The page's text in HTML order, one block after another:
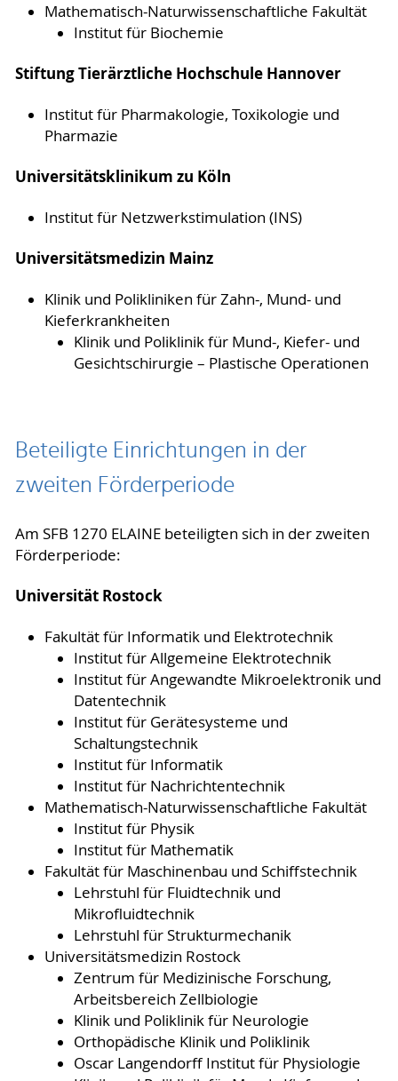
Mathematisch-Naturwissenschaftliche Fakultät
Institut für Biochemie
Stiftung Tierärztliche Hochschule Hannover
Institut für Pharmakologie, Toxikologie und
Pharmazie
Universitätsklinikum zu Köln
Institut für Netzwerkstimulation (INS)
Universitätsmedizin Mainz
Klinik und Polikliniken für Zahn-, Mund- und
Kieferkrankheiten
Klinik und Poliklinik für Mund-, Kiefer- und
Gesichtschirurgie – Plastische Operationen
Beteiligte Einrichtungen in der
zweiten Förderperiode
Am SFB 1270 ELAINE beteiligten sich in der zweiten
Förderperiode:
Universität Rostock
Fakultät für Informatik und Elektrotechnik
Institut für Allgemeine Elektrotechnik
Institut für Angewandte Mikroelektronik und
Datentechnik
Institut für Gerätesysteme und
Schaltungstechnik
Institut für Informatik
Institut für Nachrichtentechnik
Mathematisch-Naturwissenschaftliche Fakultät
Institut für Physik
Institut für Mathematik
Fakultät für Maschinenbau und Schiffstechnik
Lehrstuhl für Fluidtechnik und
Mikrofluidtechnik
Lehrstuhl für Strukturmechanik
Universitätsmedizin Rostock
Zentrum für Medizinische Forschung,
Arbeitsbereich Zellbiologie
Klinik und Poliklinik für Neurologie
Orthopädische Klinik und Poliklinik
Oscar Langendorff Institut für Physiologie